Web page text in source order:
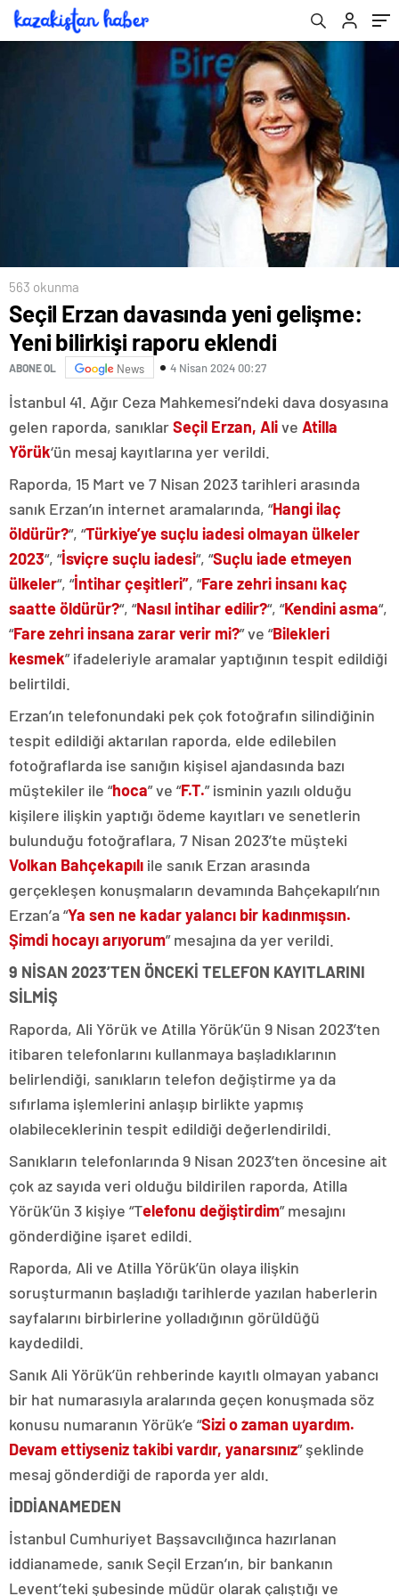
563 okunma
Seçil Erzan davasında yeni gelişme:
Yeni bilirkişi raporu eklendi
ABONE OL News 4 Nisan 2024 00:27
İstanbul 41. Ağır Ceza Mahkemesi’ndeki dava dosyasına
gelen raporda, sanıklarSeçil Erzan, Alive Atilla
Yörük‘ün mesaj kayıtlarına yer verildi.
Raporda, 15 Mart ve 7 Nisan 2023 tarihleri arasında
sanık Erzan’ın internet aramalarında, “Hangi ilaç
öldürür?“, “Türkiye’ye suçlu iadesi olmayan ülkeler
2023“, “İsviçre suçlu iadesi“, “Suçlu iade etmeyen
ülkeler“, “İntihar çeşitleri”, “Fare zehri insanı kaç
saatte öldürür?“, “Nasıl intihar edilir?“, “Kendini asma“,
“Fare zehri insana zarar verir mi?” ve “Bilekleri
kesmek” ifadeleriyle aramalar yaptığının tespit edildiği
belirtildi.
Erzan’ın telefonundaki pek çok fotoğrafın silindiğinin
tespit edildiği aktarılan raporda, elde edilebilen
fotoğraflarda ise sanığın kişisel ajandasında bazı
müştekiler ile “hoca” ve “F.T.” isminin yazılı olduğu
kişilere ilişkin yaptığı ödeme kayıtları ve senetlerin
bulunduğu fotoğraflara, 7 Nisan 2023’te müşteki
Volkan Bahçekapılı ile sanık Erzan arasında
gerçekleşen konuşmaların devamında Bahçekapılı’nın
Erzan’a “Ya sen ne kadar yalancı bir kadınmışsın.
Şimdi hocayı arıyorum” mesajına da yer verildi.
9 NİSAN 2023’TEN ÖNCEKİ TELEFON KAYITLARINI
SİLMİŞ
Raporda, Ali Yörük ve Atilla Yörük’ün 9 Nisan 2023’ten
itibaren telefonlarını kullanmaya başladıklarının
belirlendiği, sanıkların telefon değiştirme ya da
sıfırlama işlemlerini anlaşıp birlikte yapmış
olabileceklerinin tespit edildiği değerlendirildi.
Sanıkların telefonlarında 9 Nisan 2023’ten öncesine ait
çok az sayıda veri olduğu bildirilen raporda, Atilla
Yörük’ün 3 kişiye “Telefonu değiştirdim” mesajını
gönderdiğine işaret edildi.
Raporda, Ali ve Atilla Yörük’ün olaya ilişkin
soruşturmanın başladığı tarihlerde yazılan haberlerin
sayfalarını birbirlerine yolladığının görüldüğü
kaydedildi.
Sanık Ali Yörük’ün rehberinde kayıtlı olmayan yabancı
bir hat numarasıyla aralarında geçen konuşmada söz
konusu numaranın Yörük’e “Sizi o zaman uyardım.
Devam ettiyseniz takibi vardır, yanarsınız” şeklinde
mesaj gönderdiği de raporda yer aldı.
İDDİANAMEDEN
İstanbul Cumhuriyet Başsavcılığınca hazırlanan
iddianamede, sanık Seçil Erzan’ın, bir bankanın
Levent’teki şubesinde müdür olarak çalıştığı ve